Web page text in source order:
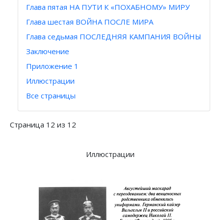
Глава пятая НА ПУТИ К «ПОХАБНОМУ» МИРУ
Глава шестая ВОЙНА ПОСЛЕ МИРА
Глава седьмая ПОСЛЕДНЯЯ КАМПАНИЯ ВОЙНЫ
Заключение
Приложение 1
Иллюстрации
Все страницы
Страница 12 из 12
Иллюстрации